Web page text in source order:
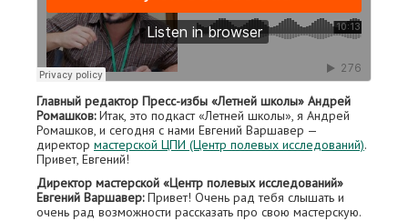
Главный редактор Пресс-избы «Летней школы» Андрей
Ромашков:Итак, это подкаст «Летней школы», я Андрей
Ромашков, и сегодня с нами Евгений Варшавер —
директор мастерской ЦПИ (Центр полевых исследований).
Привет, Евгений!
Директор мастерской «Центр полевых исследований»
Евгений Варшавер:Привет! Очень рад тебя слышать и
очень рад возможности рассказать про свою мастерскую.